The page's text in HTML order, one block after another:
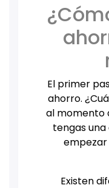
El primer
ahorro.
al momento
tengas
Existen